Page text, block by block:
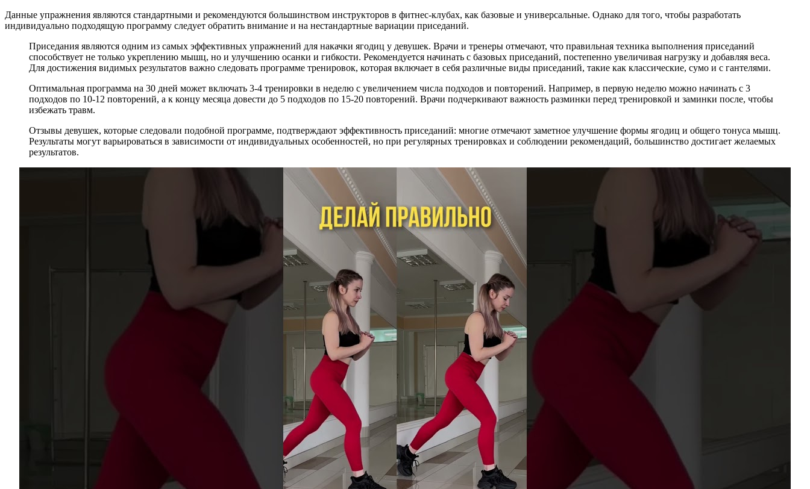
Данные упражнения являются стандартными и рекомендуются большинством инструкторов в фитнес-клубах, как базовые и универсальные. Однако для того, чтобы разработать
индивидуально подходящую программу следует обратить внимание и на нестандартные вариации приседаний.
Приседания являются одним из самых эффективных упражнений для накачки ягодиц у девушек. Врачи и тренеры отмечают, что правильная техника выполнения приседаний
способствует не только укреплению мышц, но и улучшению осанки и гибкости. Рекомендуется начинать с базовых приседаний, постепенно увеличивая нагрузку и добавляя веса.
Для достижения видимых результатов важно следовать программе тренировок, которая включает в себя различные виды приседаний, такие как классические, сумо и с гантелями.
Оптимальная программа на 30 дней может включать 3-4 тренировки в неделю с увеличением числа подходов и повторений. Например, в первую неделю можно начинать с 3
подходов по 10-12 повторений, а к концу месяца довести до 5 подходов по 15-20 повторений. Врачи подчеркивают важность разминки перед тренировкой и заминки после, чтобы
избежать травм.
Отзывы девушек, которые следовали подобной программе, подтверждают эффективность приседаний: многие отмечают заметное улучшение формы ягодиц и общего тонуса мышц.
Результаты могут варьироваться в зависимости от индивидуальных особенностей, но при регулярных тренировках и соблюдении рекомендаций, большинство достигает желаемых
результатов.